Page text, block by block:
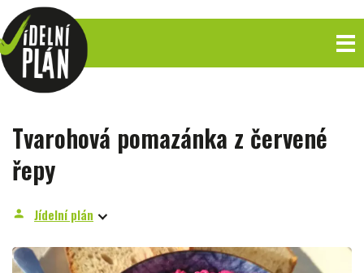
Tvarohová pomazánka z červené
řepy
person Jídelní plán